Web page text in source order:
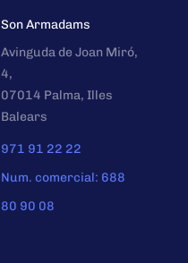
Son Armadams
Avinguda de Joan Miró,
4,
07014 Palma, Illes
Balears
971 91 22 22
Num. comercial: 688
80 90 08